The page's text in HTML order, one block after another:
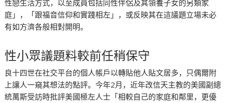
性戀生活方式，以至成員包括同性伴侶及其領養子女的另類家
庭」，「跟福音信仰和實踐相左」，或反映其在這議題立場未必
有如方濟各般相對開明。
性小眾議題料較前任稍保守
良十四世在社交平台的個人帳戶以轉貼他人貼文居多，只偶爾附
上讓人一窺其想法的點評。今年2月，近年改信天主教的美國副總
統萬斯受訪時批評美國極左人士「相較自己的家庭和鄰里，更優